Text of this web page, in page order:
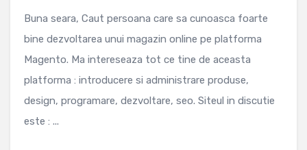
Buna seara, Caut persoana care sa cunoasca foarte
bine dezvoltarea unui magazin online pe platforma
Magento. Ma intereseaza tot ce tine de aceasta
platforma : introducere si administrare produse,
design, programare, dezvoltare, seo. Siteul in discutie
este : ...